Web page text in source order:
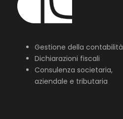
Gestione della contabilità
Dichiarazioni fiscali
Consulenza societaria,
aziendale e tributaria